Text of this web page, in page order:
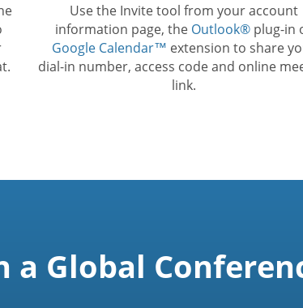
Use the Invite tool from your account
information page, the Outlook® plug-in
Google Calendar™ extension to share
dial-in number, access code and online
link.
a Global